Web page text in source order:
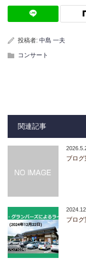
投稿者: 中島 一夫
コンサート
関連記事
ブロ
ブロ